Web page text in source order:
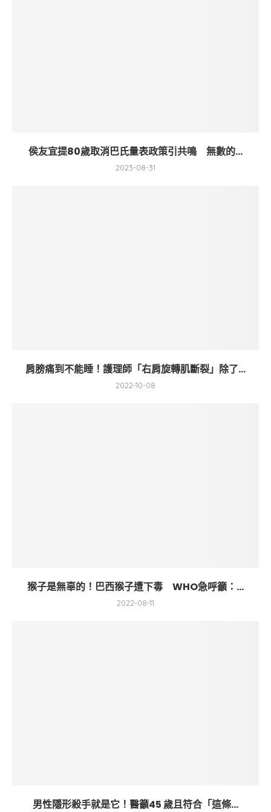
侯友宜提80歲取消巴氏量表政策引共鳴 無數的...
2023-08-31
肩膀痛到不能睡！護理師「右肩旋轉肌斷裂」除了...
2022-10-08
猴子是無辜的！巴西猴子遭下毒 WHO急呼籲：...
2022-08-11
男性隱形殺手就是它！醫籲45 歲且符合「這條...